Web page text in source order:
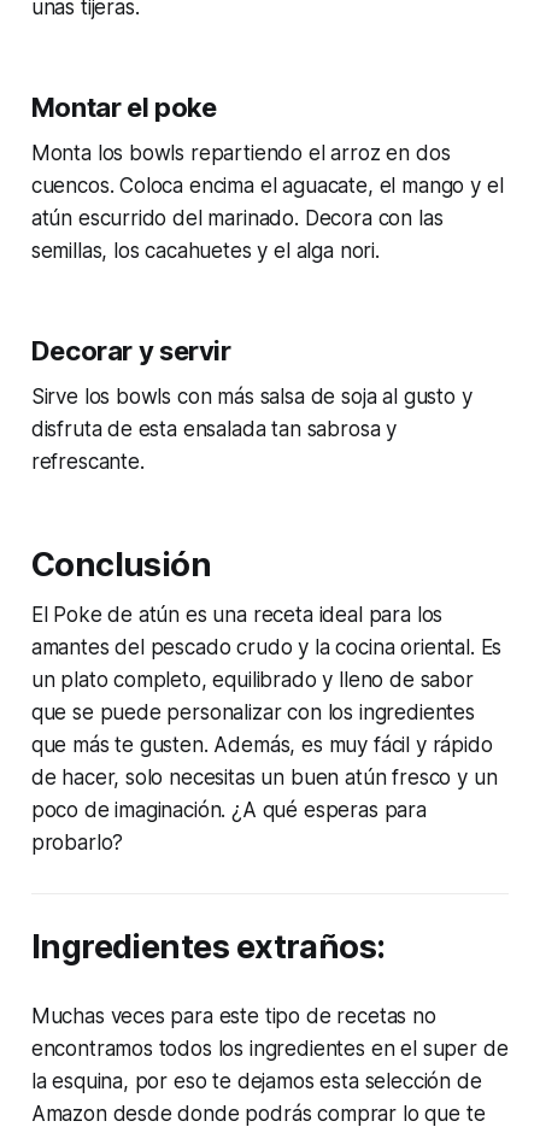
unas tijeras.
Montar el poke
Monta los bowls repartiendo el arroz en dos
cuencos. Coloca encima el aguacate, el mango y el
atún escurrido del marinado. Decora con las
semillas, los cacahuetes y el alga nori.
Decorar y servir
Sirve los bowls con más salsa de soja al gusto y
disfruta de esta ensalada tan sabrosa y
refrescante.
Conclusión
El Poke de atún es una receta ideal para los
amantes del pescado crudo y la cocina oriental. Es
un plato completo, equilibrado y lleno de sabor
que se puede personalizar con los ingredientes
que más te gusten. Además, es muy fácil y rápido
de hacer, solo necesitas un buen atún fresco y un
poco de imaginación. ¿A qué esperas para
probarlo?
Ingredientes extraños:
Muchas veces para este tipo de recetas no
encontramos todos los ingredientes en el super de
la esquina, por eso te dejamos esta selección de
Amazon desde donde podrás comprar lo que te